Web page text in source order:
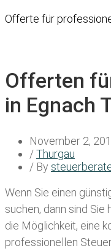
Offerte für
Offerten
in Egnach
November 2,
/Thurgau
/ By
Wenn Sie einen
suchen, dann sind Sie
die Möglichkeit, eine
professionellen